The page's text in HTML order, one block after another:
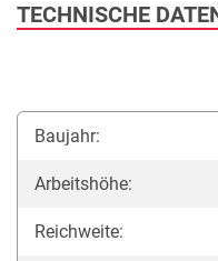
TECHNISCHE
Baujahr:
Arbeitshöhe:
Reichweite: